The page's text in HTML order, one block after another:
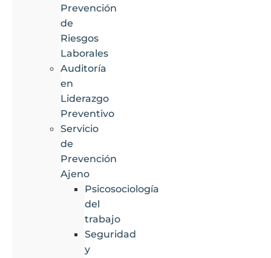
Prevención
de
Riesgos
Laborales
Auditoría
en
Liderazgo
Preventivo
Servicio
de
Prevención
Ajeno
Psicosociología
del
trabajo
Seguridad
y